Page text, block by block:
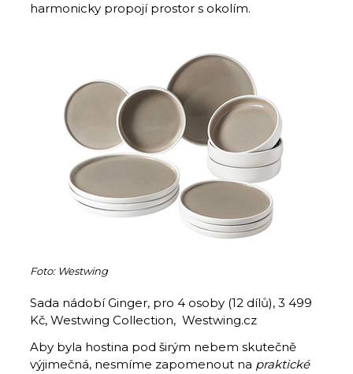
harmonicky propojí prostor s okolím.
Foto: Westwing
Sada nádobí Ginger, pro 4 osoby (12 dílů), 3 499
Kč, Westwing Collection, Westwing.cz
Aby byla hostina pod širým nebem skutečně
výjimečná, nesmíme zapomenout na praktické